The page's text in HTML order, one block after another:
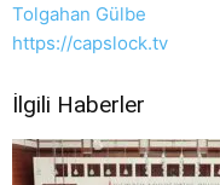
Tolgahan Gülbe
https://capslock.tv
İlgili Haberler